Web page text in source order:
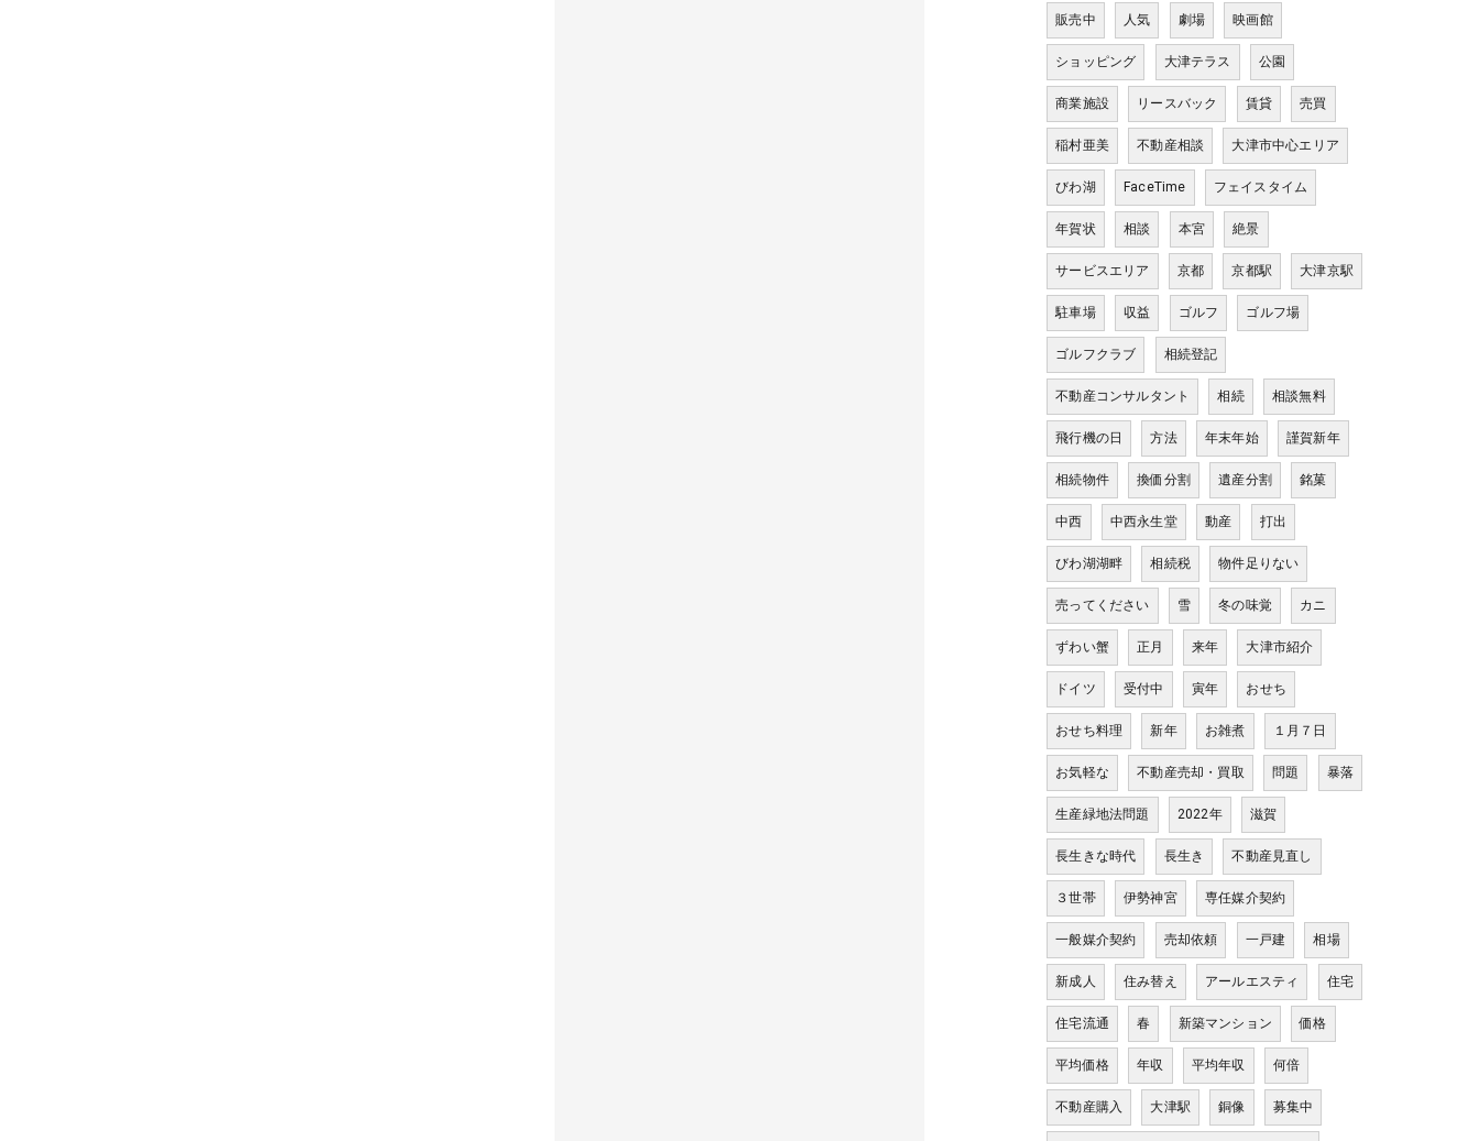
販売中 人気 劇場 映画館
ショッピング 大津テラス 公園
商業施設 リースバック 賃貸 売買
稲村亜美 不動産相談 大津市中心エリア
びわ湖 FaceTime フェイスタイム
年賀状 相談 本宮 絶景
サービスエリア 京都 京都駅 大津京駅
駐車場 収益 ゴルフ ゴルフ場
ゴルフクラブ 相続登記
不動産コンサルタント 相続 相談無料
飛行機の日 方法 年末年始 謹賀新年
相続物件 換価分割 遺産分割 銘菓
中西 中西永生堂 動産 打出
びわ湖湖畔 相続税 物件足りない
売ってください 雪 冬の味覚 カニ
ずわい蟹 正月 来年 大津市紹介
ドイツ 受付中 寅年 おせち
おせち料理 新年 お雑煮 １月７日
お気軽な 不動産売却・買取 問題 暴落
生産緑地法問題 2022年 滋賀
長生きな時代 長生き 不動産見直し
３世帯 伊勢神宮 専任媒介契約
一般媒介契約 売却依頼 一戸建 相場
新成人 住み替え アールエスティ 住宅
住宅流通 春 新築マンション 価格
平均価格 年収 平均年収 何倍
不動産購入 大津駅 銅像 募集中